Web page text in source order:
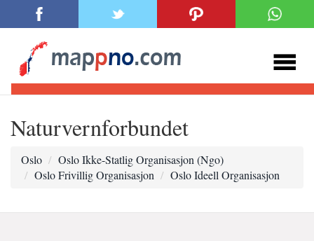
Naturvernforbundet
Oslo
Oslo Ikke-Statlig Organisasjon (Ngo)
Oslo Frivillig Organisasjon
Oslo Ideell Organisasjon